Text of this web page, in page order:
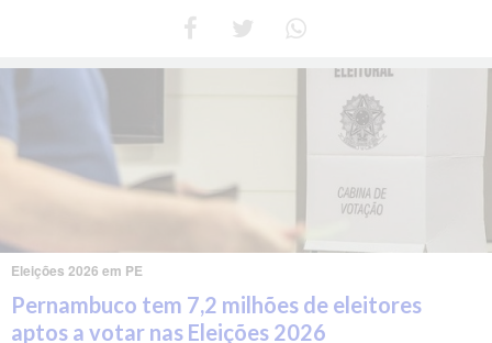
Eleições 2026 em PE
Pernambuco tem 7,2 milhões de eleitores
aptos a votar nas Eleições 2026